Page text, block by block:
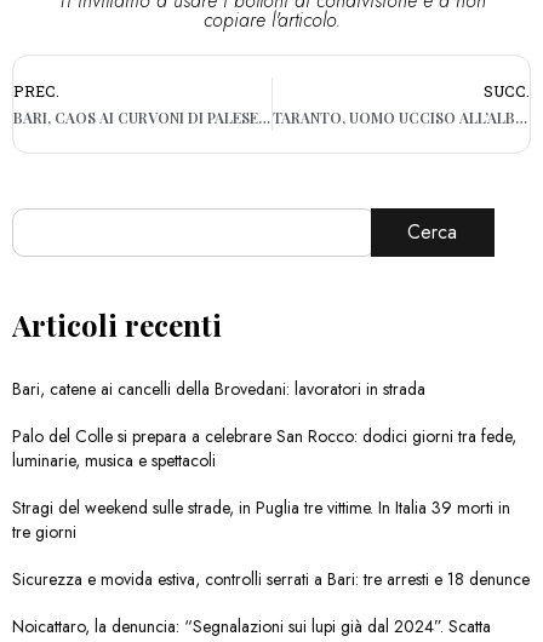
copiare l'articolo.
PREC.
BARI, CAOS AI CURVONI DI PALESE: INCIDENTE BLOCCA LA CIRCOLAZIONE VERSO SUD
SUCC.
TARANTO, UOMO UCCISO ALL’ALBA IN PIAZZA FONTANA: IN CORSO LE INDAGINI
Cerca
Articoli recenti
Bari, catene ai cancelli della Brovedani: lavoratori in strada
Palo del Colle si prepara a celebrare San Rocco: dodici giorni tra fede,
luminarie, musica e spettacoli
Stragi del weekend sulle strade, in Puglia tre vittime. In Italia 39 morti in
tre giorni
Sicurezza e movida estiva, controlli serrati a Bari: tre arresti e 18 denunce
Noicattaro, la denuncia: “Segnalazioni sui lupi già dal 2024”. Scatta